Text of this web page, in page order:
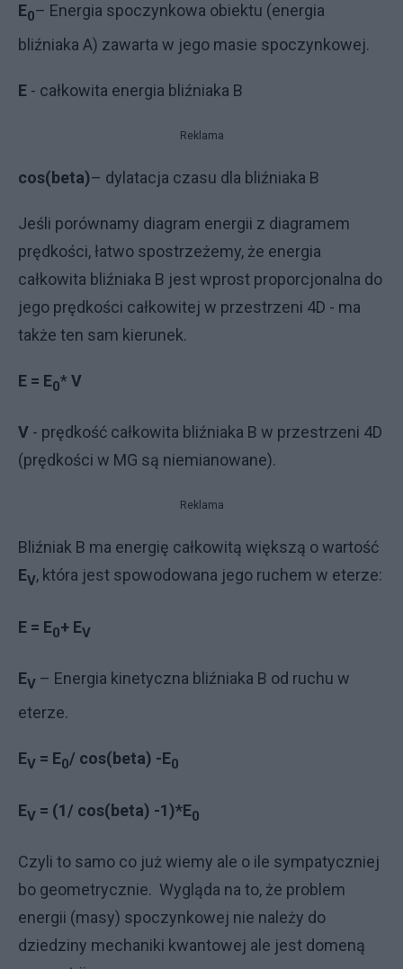
E0– Energia spoczynkowa obiektu (energia
bliźniaka A) zawarta w jego masie spoczynkowej.
E - całkowita energia bliźniaka B
Reklama
cos(beta)– dylatacja czasu dla bliźniaka B
Jeśli porównamy diagram energii z diagramem
prędkości, łatwo spostrzeżemy, że energia
całkowita bliźniaka B jest wprost proporcjonalna do
jego prędkości całkowitej w przestrzeni 4D - ma
także ten sam kierunek.
E = E0* V
V - prędkość całkowita bliźniaka B w przestrzeni 4D
(prędkości w MG są niemianowane).
Reklama
Bliźniak B ma energię całkowitą większą o wartość
EV, która jest spowodowana jego ruchem w eterze:
E = E0+ EV
EV – Energia kinetyczna bliźniaka B od ruchu w
eterze.
EV = E0/ cos(beta) -E0
EV = (1/ cos(beta) -1)*E0
Czyli to samo co już wiemy ale o ile sympatyczniej
bo geometrycznie. Wygląda na to, że problem
energii (masy) spoczynkowej nie należy do
dziedziny mechaniki kwantowej ale jest domeną